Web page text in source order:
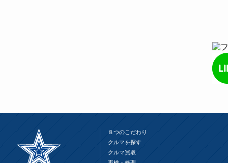
８つのこだわり
クルマを探す
クルマ買取